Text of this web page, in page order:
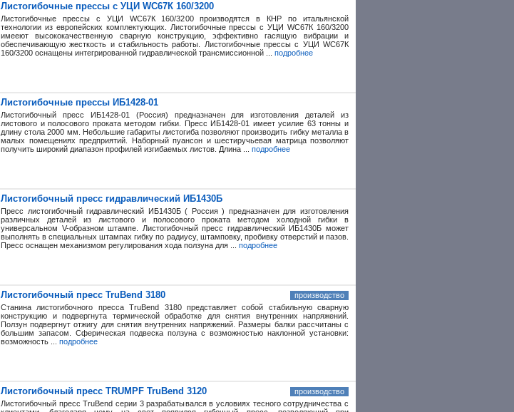
Листогибочные прессы c УЦИ WC67К 160/3200
Листогибочные прессы c УЦИ WC67К 160/3200 производятся в КНР по итальянской
технологии из европейских комплектующих. Листогибочные прессы c УЦИ WC67К 160/3200
имееют высококачественную сварную конструкцию, эффективно гасящую вибрации и
обеспечивающую жесткость и стабильность работы. Листогибочные прессы c УЦИ WC67К
160/3200 оснащены интегрированной гидравлической трансмиссионной ... подробнее
Листогибочные прессы ИБ1428-01
Листогибочный пресс ИБ1428-01 (Россия) предназначен для изготовления деталей из
листового и полосового проката методом гибки. Пресс ИБ1428-01 имеет усилие 63 тонны и
длину стола 2000 мм. Небольшие габариты листогиба позволяют производить гибку металла в
малых помещениях предприятий. Наборный пуансон и шестиручьевая матрица позволяют
получить широкий диапазон профилей изгибаемых листов. Длина ... подробнее
Листогибочный пресс гидравлический ИБ1430Б
Пресс листогибочный гидравлический ИБ1430Б ( Россия ) предназначен для изготовления
различных деталей из листового и полосового проката методом холодной гибки в
универсальном V-образном штампе. Листогибочный пресс гидравлический ИБ1430Б может
выполнять в специальных штампах гибку по радиусу, штамповку, пробивку отверстий и пазов.
Пресс оснащен механизмом регулирования хода ползуна для ... подробнее
производство
Листогибочный пресс TruBend 3180
Станина листогибочного пресса TruBend 3180 представляет собой стабильную сварную
конструкцию и подвергнута термической обработке для снятия внутренних напряжений.
Ползун подвергнут отжигу для снятия внутренних напряжений. Размеры балки рассчитаны с
большим запасом. Сферическая подвеска ползуна с возможностью наклонной установки:
возможность ... подробнее
производство
Листогибочный пресс TRUMPF TruBend 3120
Листогибочный пресс TruBend серии 3 разрабатывался в условиях тесного сотрудничества с